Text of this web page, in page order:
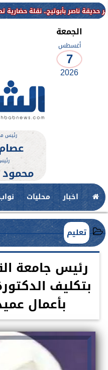
الجمعة
أغسطس
7
2026
رئيس
اخبار محليات
تعليم
رئيس جامعة
بتكليف
بأعمال